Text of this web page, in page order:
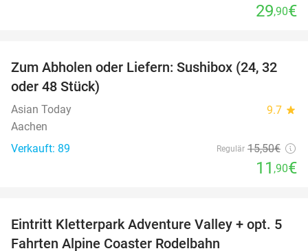
29,90€
23%
Zum Abholen oder Liefern: Sushibox (24, 32
oder 48 Stück)
Asian Today 9.7 star
Aachen
Verkauft: 89
Regulär 15,50€
11 ,90€
17%
Eintritt Kletterpark Adventure Valley + opt. 5
Fahrten Alpine Coaster Rodelbahn